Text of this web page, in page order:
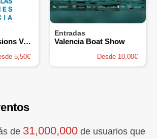
Museum of Illusions Valencia
5,50€
Entradas
Valencia Boat Show
Desde 10,00€
de 31,000,000de usuarios que